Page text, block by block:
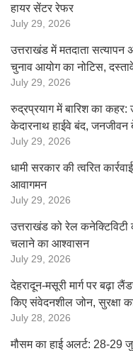
हायर सेंटर रेफर
July 29, 2026
उत्तराखंड में मतदाता
चुनाव आयोग का नोटिस,
July 29, 2026
रुद्रप्रयाग में बारिश का
केदारनाथ हाईवे बंद, जनजीवन
July 29, 2026
धामी सरकार की त्वरित
आवागमन
July 29, 2026
उत्तराखंड को रेल
चलाने का आश्वासन
July 29, 2026
देहरादून-मसूरी मार्ग पर बढ़ा
किए संवेदनशील जोन, सुरक्षा
July 28, 2026
मौसम का हाई अलर्ट: 28-29